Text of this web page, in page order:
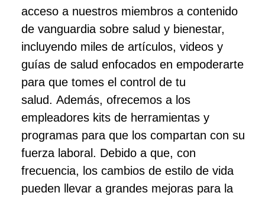
acceso a nuestros miembros a contenido
de vanguardia sobre salud y bienestar,
incluyendo miles de artículos, videos y
guías de salud enfocados en empoderarte
para que tomes el control de tu
salud. Además, ofrecemos a los
empleadores kits de herramientas y
programas para que los compartan con su
fuerza laboral. Debido a que, con
frecuencia, los cambios de estilo de vida
pueden llevar a grandes mejoras para la